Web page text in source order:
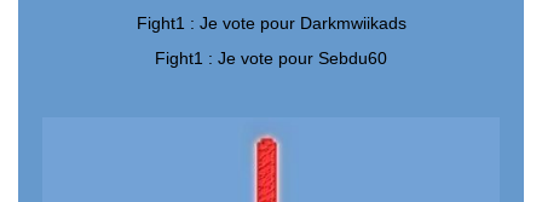
Fight1 : Je vote pour Darkmwiikads
Fight1 : Je vote pour Sebdu60